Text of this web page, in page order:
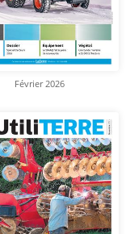
Février 2026